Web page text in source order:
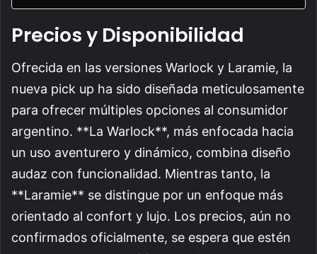
Precios y Disponibilidad
Ofrecida en las versiones Warlock y Laramie, la
nueva pick up ha sido diseñada meticulosamente
para ofrecer múltiples opciones al consumidor
argentino. **La Warlock**, más enfocada hacia
un uso aventurero y dinámico, combina diseño
audaz con funcionalidad. Mientras tanto, la
**Laramie** se distingue por un enfoque más
orientado al confort y lujo. Los precios, aún no
confirmados oficialmente, se espera que estén